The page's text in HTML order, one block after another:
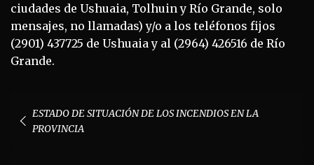
ciudades de Ushuaia, Tolhuin y Río Grande, solo
mensajes, no llamadas) y/o a los teléfonos fijos
(2901) 437725 de Ushuaia y al (2964) 426516 de Río
Grande.
de ESTADO DE SITUACIÓN DE LOS INCENDIOS EN LA
PROVINCIA